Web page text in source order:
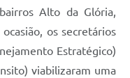
Alto da Glória,
os secretários
Estratégico)
viabilizaram uma